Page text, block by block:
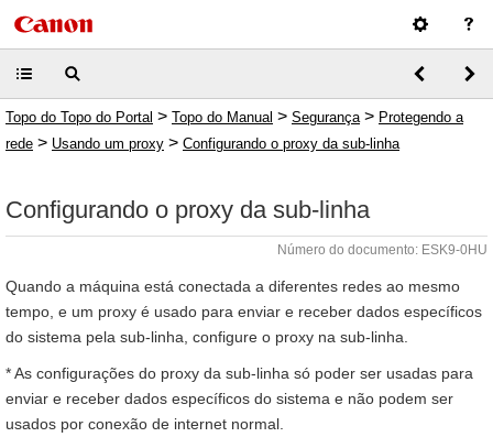
Topo do Topo do Portal > Topo do Manual > Segurança > Protegendo a
rede > Usando um proxy > Configurando o proxy da sub-linha
Configurando o proxy da sub-linha
Número do documento: ESK9-0HU
Quando a máquina está conectada a diferentes redes ao mesmo
tempo, e um proxy é usado para enviar e receber dados específicos
do sistema pela sub-linha, configure o proxy na sub-linha.
* As configurações do proxy da sub-linha só poder ser usadas para
enviar e receber dados específicos do sistema e não podem ser
usados por conexão de internet normal.